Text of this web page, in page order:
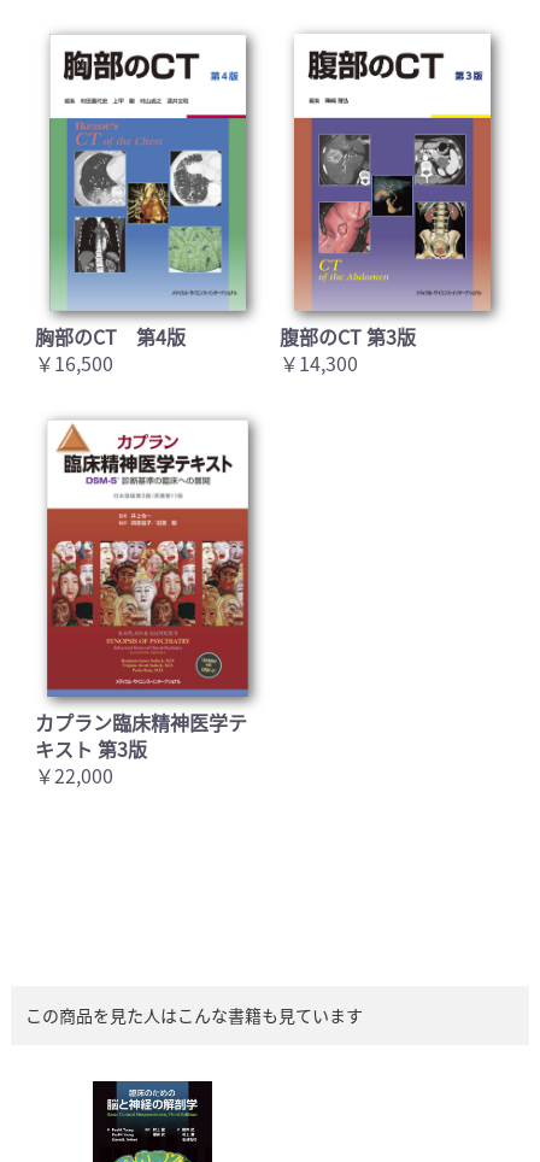
胸部のCT 第4版
￥16,500
腹部のCT 第3版
￥14,300
カプラン臨床精神医学テ
キスト 第3版
￥22,000
この商品を見た人はこんな書籍も見ています